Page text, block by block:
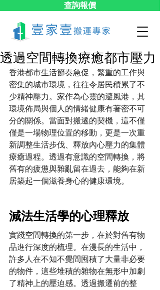
查詢報價
透過空間轉換療癒都市壓力
香港都市生活節奏急促，繁重的工作與
密集的城市環境，往往令居民積累了不
少精神壓力。家作為心靈的避風港，其
環境佈局與個人的情緒健康有著密不可
分的關係。當面對搬遷的契機，這不僅
僅是一場物理位置的移動，更是一次重
新調整生活步伐、釋放內心壓力的集體
療癒過程。透過有意識的空間轉換，將
舊有的疲憊與雜亂留在過去，能夠在新
居築起一個滋養身心的健康環境。
減法生活學的心理釋放
實踐空間轉換的第一步，在於對舊有物
品進行深度的梳理。在漫長的生活中，
許多人在不知不覺間囤積了大量非必要
的物件，這些堆積的雜物在無形中加劇
了精神上的壓迫感。透過搬遷前的整